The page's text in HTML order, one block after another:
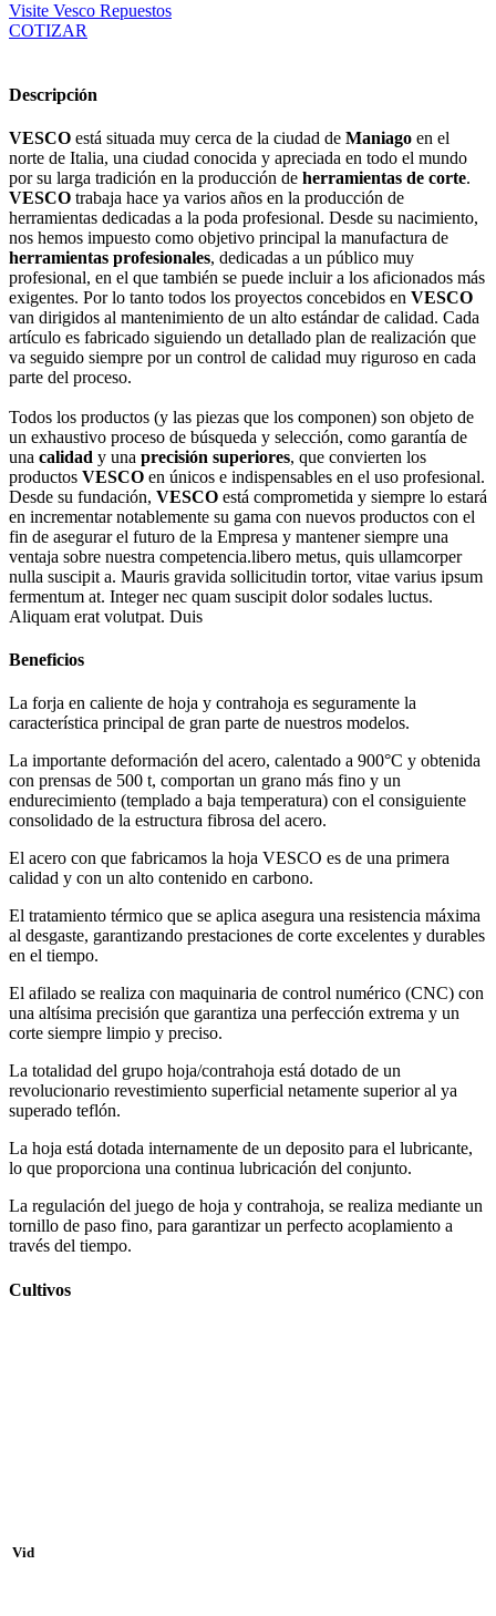
Visite Vesco Repuestos
COTIZAR
Descripción
VESCO está situada muy cerca de la ciudad de Maniago en el
norte de Italia, una ciudad conocida y apreciada en todo el mundo
por su larga tradición en la producción de herramientas de corte.
VESCO trabaja hace ya varios años en la producción de
herramientas dedicadas a la poda profesional. Desde su nacimiento,
nos hemos impuesto como objetivo principal la manufactura de
herramientas profesionales, dedicadas a un público muy
profesional, en el que también se puede incluir a los aficionados más
exigentes. Por lo tanto todos los proyectos concebidos en VESCO
van dirigidos al mantenimiento de un alto estándar de calidad. Cada
artículo es fabricado siguiendo un detallado plan de realización que
va seguido siempre por un control de calidad muy riguroso en cada
parte del proceso.
Todos los productos (y las piezas que los componen) son objeto de
un exhaustivo proceso de búsqueda y selección, como garantía de
una calidad y una precisión superiores, que convierten los
productos VESCO en únicos e indispensables en el uso profesional.
Desde su fundación, VESCO está comprometida y siempre lo estará
en incrementar notablemente su gama con nuevos productos con el
fin de asegurar el futuro de la Empresa y mantener siempre una
ventaja sobre nuestra competencia.libero metus, quis ullamcorper
nulla suscipit a. Mauris gravida sollicitudin tortor, vitae varius ipsum
fermentum at. Integer nec quam suscipit dolor sodales luctus.
Aliquam erat volutpat. Duis
Beneficios
La forja en caliente de hoja y contrahoja es seguramente la
característica principal de gran parte de nuestros modelos.
La importante deformación del acero, calentado a 900°C y obtenida
con prensas de 500 t, comportan un grano más fino y un
endurecimiento (templado a baja temperatura) con el consiguiente
consolidado de la estructura fibrosa del acero.
El acero con que fabricamos la hoja VESCO es de una primera
calidad y con un alto contenido en carbono.
El tratamiento térmico que se aplica asegura una resistencia máxima
al desgaste, garantizando prestaciones de corte excelentes y durables
en el tiempo.
El afilado se realiza con maquinaria de control numérico (CNC) con
una altísima precisión que garantiza una perfección extrema y un
corte siempre limpio y preciso.
La totalidad del grupo hoja/contrahoja está dotado de un
revolucionario revestimiento superficial netamente superior al ya
superado teflón.
La hoja está dotada internamente de un deposito para el lubricante,
lo que proporciona una continua lubricación del conjunto.
La regulación del juego de hoja y contrahoja, se realiza mediante un
tornillo de paso fino, para garantizar un perfecto acoplamiento a
través del tiempo.
Cultivos
Vid